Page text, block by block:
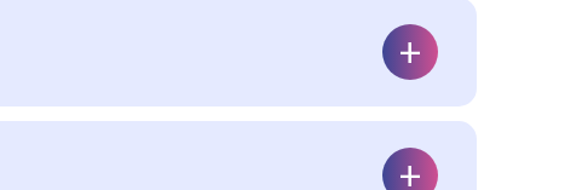
(Indeed, Pôle Emploi, Elan, LinkedIn…). Utilisez
un CV et une lettre de motivation personnalisés
pour obtenir des conseils et des offres de stage
le pays. En France, par exemple, les stages de
légal, tandis que pour les stages plus courts